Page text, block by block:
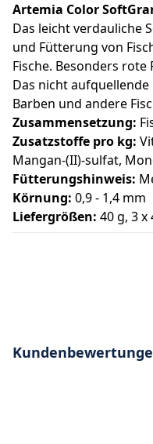
Artemia Color
Das leicht verdauliche
und Fütterung von
Fische. Besonders
Das nicht
Barben und andere
Zusammensetzung:
Zusatzstoffe pro kg:
Mangan-(II)-sulfat,
Fütterungshinweis:
Körnung: 0,9 - 1,4 mm
Liefergrößen: 40 g, 3 x